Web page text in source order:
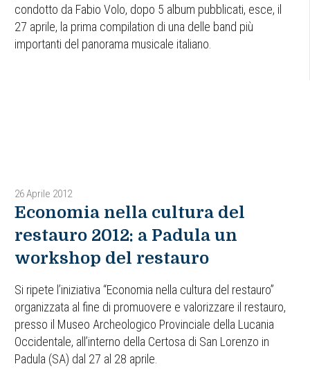
condotto da Fabio Volo, dopo 5 album pubblicati, esce, il
27 aprile, la prima compilation di una delle band più
importanti del panorama musicale italiano.
26 Aprile 2012
Economia nella cultura del
restauro 2012: a Padula un
workshop del restauro
Si ripete l’iniziativa “Economia nella cultura del restauro”
organizzata al fine di promuovere e valorizzare il restauro,
presso il Museo Archeologico Provinciale della Lucania
Occidentale, all’interno della Certosa di San Lorenzo in
Padula (SA) dal 27 al 28 aprile.